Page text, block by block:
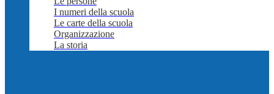
I numeri della scuola
Le carte della scuola
Organizzazione
La storia